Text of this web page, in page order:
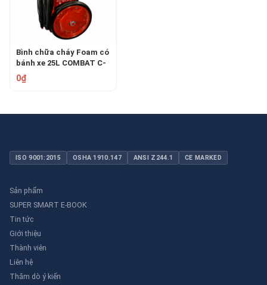
Bình chữa cháy Foam có
bánh xe 25L COMBAT C-
25FTP
0₫
ISO 9001:2015 OSHA 1910.147 ANSI Z244.1 CE MARKED
Sản phẩm
SUPER SMART E-BOOK
Tin tức
Giới thiệu
Thành viên
Liên hệ
Thăm dò ý kiến